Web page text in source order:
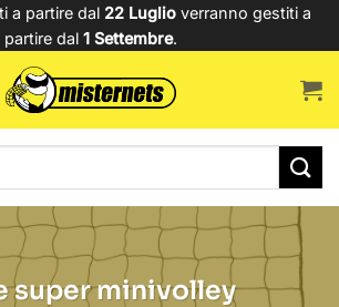
a partire dal 22 Luglioverranno gestiti a
partire dal 1 Settembre.
super minivolley